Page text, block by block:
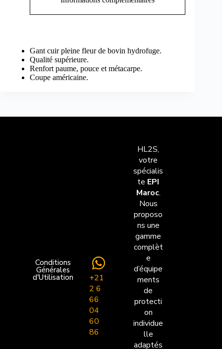
Gant cuir pleine fleur de bovin hydrofuge.
Qualité supérieure.
Renfort paume, pouce et métacarpe.
Coupe américaine.
HL2S,
votre
spécialis
te EPI
Maroc.
Nous
proposo
ns une
gamme
complèt
e
d’équipe
ments
de
protecti
on
individue
lle
adaptés
+21
2 6
66
04
60
86
Conditions
Générales
d'Utilisation